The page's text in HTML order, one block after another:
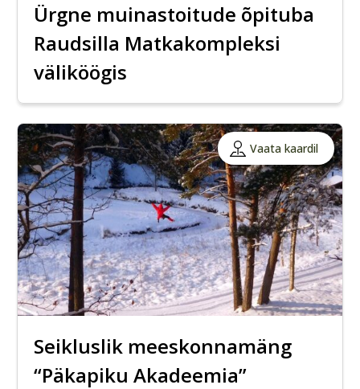
Ürgne muinastoitude õpituba
Raudsilla Matkakompleksi
väliköögis
Vaata kaardil
Seikluslik meeskonnamäng
“Päkapiku Akadeemia”